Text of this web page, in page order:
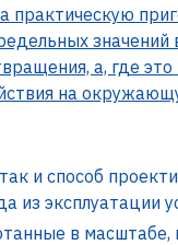
практическую
а, где это
на
и способ
из эксплуатации
в масштабе,